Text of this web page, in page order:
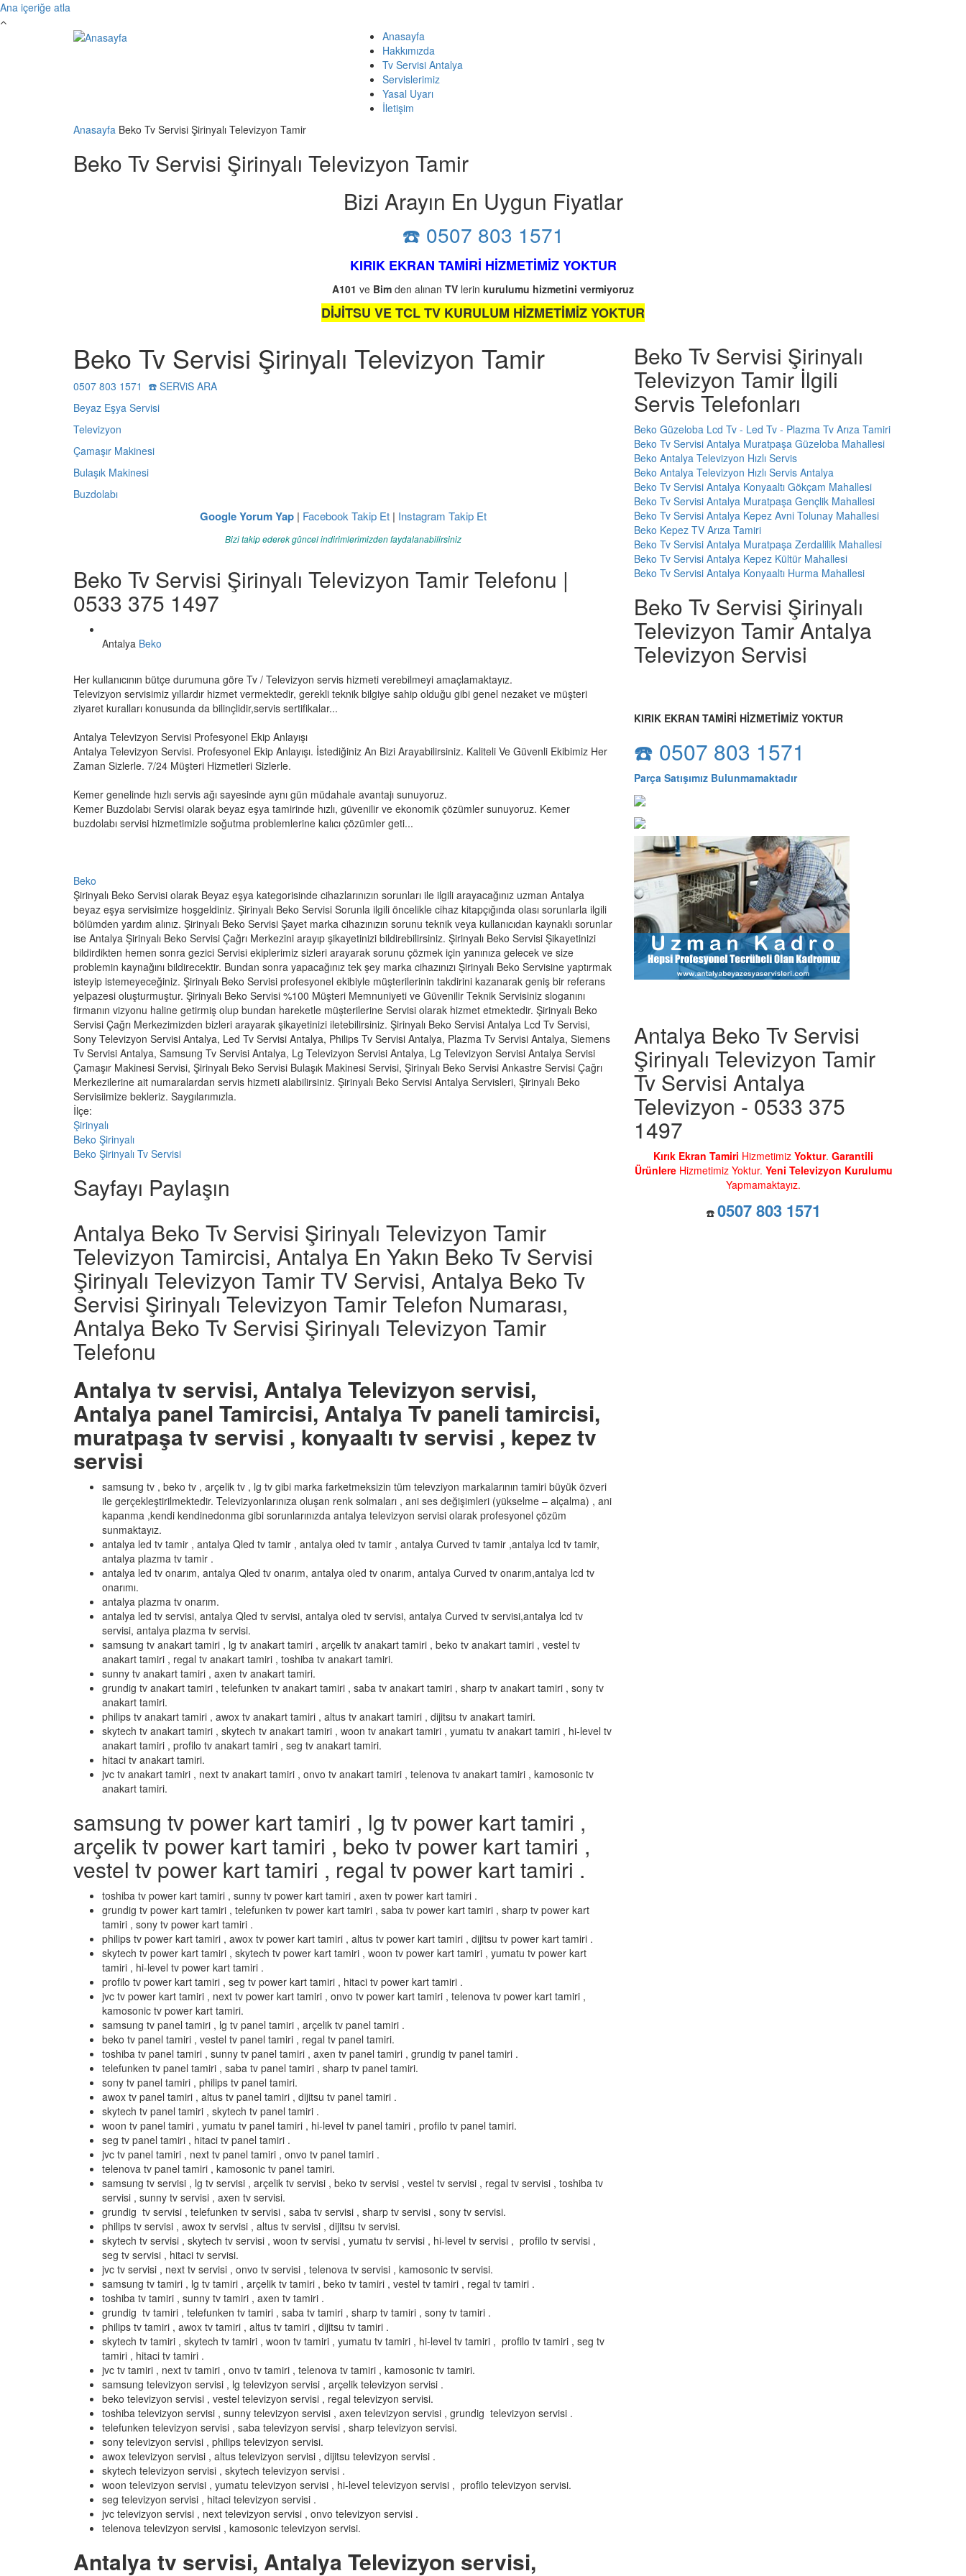
Ana içeriğe atla
Anasayfa
Hakkımızda
Tv Servisi Antalya
Servislerimiz
Yasal Uyarı
İletişim
Anasayfa Beko Tv Servisi Şirinyalı Televizyon Tamir
Beko Tv Servisi Şirinyalı Televizyon Tamir
Bizi Arayın En Uygun Fiyatlar
☎️ 0507 803 1571
KIRIK EKRAN TAMİRİ HİZMETİMİZ YOKTUR
A101 ve Bim den alınan TV lerin kurulumu hizmetini vermiyoruz
DİJİTSU VE TCL TV KURULUM HİZMETİMİZ YOKTUR
Beko Tv Servisi Şirinyalı Televizyon Tamir
0507 803 1571 ☎️ SERViS ARA
Beyaz Eşya Servisi
Televizyon
Çamaşır Makinesi
Bulaşık Makinesi
Buzdolabı
Google Yorum Yap| Facebook Takip Et| Instagram Takip Et
Bizi takip ederek güncel indirimlerimizden faydalanabilirsiniz
Beko Tv Servisi Şirinyalı Televizyon Tamir Telefonu |
0533 375 1497
Antalya Beko
Her kullanıcının bütçe durumuna göre Tv / Televizyon servis hizmeti verebilmeyi amaçlamaktayız.
Televizyon servisimiz yıllardır hizmet vermektedir, gerekli teknik bilgiye sahip olduğu gibi genel nezaket ve müşteri
ziyaret kuralları konusunda da bilinçlidir,servis sertifikalar...
Antalya Televizyon Servisi Profesyonel Ekip Anlayışı
Antalya Televizyon Servisi. Profesyonel Ekip Anlayışı. İstediğiniz An Bizi Arayabilirsiniz. Kaliteli Ve Güvenli Ekibimiz Her
Zaman Sizlerle. 7/24 Müşteri Hizmetleri Sizlerle.
Kemer genelinde hızlı servis ağı sayesinde aynı gün müdahale avantajı sunuyoruz.
Kemer Buzdolabı Servisi olarak beyaz eşya tamirinde hızlı, güvenilir ve ekonomik çözümler sunuyoruz. Kemer
buzdolabı servisi hizmetimizle soğutma problemlerine kalıcı çözümler geti...
Beko
Şirinyalı Beko Servisi olarak Beyaz eşya kategorisinde cihazlarınızın sorunları ile ilgili arayacağınız uzman Antalya
beyaz eşya servisimize hoşgeldiniz. Şirinyalı Beko Servisi Sorunla ilgili öncelikle cihaz kitapçığında olası sorunlarla ilgili
bölümden yardım alınız. Şirinyalı Beko Servisi Şayet marka cihazınızın sorunu teknik veya kullanıcıdan kaynaklı sorunlar
ise Antalya Şirinyalı Beko Servisi Çağrı Merkezini arayıp şikayetinizi bildirebilirsiniz. Şirinyalı Beko Servisi Şikayetinizi
bildirdikten hemen sonra gezici Servisi ekiplerimiz sizleri arayarak sorunu çözmek için yanınıza gelecek ve size
problemin kaynağını bildirecektir. Bundan sonra yapacağınız tek şey marka cihazınızı Şirinyalı Beko Servisine yaptırmak
isteyip istemeyeceğiniz. Şirinyalı Beko Servisi profesyonel ekibiyle müşterilerinin takdirini kazanarak geniş bir referans
yelpazesi oluşturmuştur. Şirinyalı Beko Servisi %100 Müşteri Memnuniyeti ve Güvenilir Teknik Servisiniz sloganını
firmanın vizyonu haline getirmiş olup bundan hareketle müşterilerine Servisi olarak hizmet etmektedir. Şirinyalı Beko
Servisi Çağrı Merkezimizden bizleri arayarak şikayetinizi iletebilirsiniz. Şirinyalı Beko Servisi Antalya Lcd Tv Servisi,
Sony Televizyon Servisi Antalya, Led Tv Servisi Antalya, Philips Tv Servisi Antalya, Plazma Tv Servisi Antalya, Siemens
Tv Servisi Antalya, Samsung Tv Servisi Antalya, Lg Televizyon Servisi Antalya, Lg Televizyon Servisi Antalya Servisi
Çamaşır Makinesi Servisi, Şirinyalı Beko Servisi Bulaşık Makinesi Servisi, Şirinyalı Beko Servisi Ankastre Servisi Çağrı
Merkezilerine ait numaralardan servis hizmeti alabilirsiniz. Şirinyalı Beko Servisi Antalya Servisleri, Şirinyalı Beko
Servisiimize bekleriz. Saygılarımızla.
İlçe:
Şirinyalı
Beko Şirinyalı
Beko Şirinyalı Tv Servisi
Sayfayı Paylaşın
Antalya Beko Tv Servisi Şirinyalı Televizyon Tamir
Televizyon Tamircisi, Antalya En Yakın Beko Tv Servisi
Şirinyalı Televizyon Tamir TV Servisi, Antalya Beko Tv
Servisi Şirinyalı Televizyon Tamir Telefon Numarası,
Antalya Beko Tv Servisi Şirinyalı Televizyon Tamir
Telefonu
Antalya tv servisi, Antalya Televizyon servisi,
Antalya panel Tamircisi, Antalya Tv paneli tamircisi,
muratpaşa tv servisi , konyaaltı tv servisi , kepez tv
servisi
samsung tv , beko tv , arçelik tv , lg tv gibi marka farketmeksizin tüm televziyon markalarının tamiri büyük özveri
ile gerçekleştirilmektedir. Televizyonlarınıza oluşan renk solmaları , ani ses değişimleri (yükselme – alçalma) , ani
kapanma ,kendi kendinedonma gibi sorunlarınızda antalya televizyon servisi olarak profesyonel çözüm
sunmaktayız.
antalya led tv tamir , antalya Qled tv tamir , antalya oled tv tamir , antalya Curved tv tamir ,antalya lcd tv tamir,
antalya plazma tv tamir .
antalya led tv onarım, antalya Qled tv onarım, antalya oled tv onarım, antalya Curved tv onarım,antalya lcd tv
onarımı.
antalya plazma tv onarım.
antalya led tv servisi, antalya Qled tv servisi, antalya oled tv servisi, antalya Curved tv servisi,antalya lcd tv
servisi, antalya plazma tv servisi.
samsung tv anakart tamiri , lg tv anakart tamiri , arçelik tv anakart tamiri , beko tv anakart tamiri , vestel tv
anakart tamiri , regal tv anakart tamiri , toshiba tv anakart tamiri.
sunny tv anakart tamiri , axen tv anakart tamiri.
grundig tv anakart tamiri , telefunken tv anakart tamiri , saba tv anakart tamiri , sharp tv anakart tamiri , sony tv
anakart tamiri.
philips tv anakart tamiri , awox tv anakart tamiri , altus tv anakart tamiri , dijitsu tv anakart tamiri.
skytech tv anakart tamiri , skytech tv anakart tamiri , woon tv anakart tamiri , yumatu tv anakart tamiri , hi-level tv
anakart tamiri , profilo tv anakart tamiri , seg tv anakart tamiri.
hitaci tv anakart tamiri.
jvc tv anakart tamiri , next tv anakart tamiri , onvo tv anakart tamiri , telenova tv anakart tamiri , kamosonic tv
anakart tamiri.
samsung tv power kart tamiri , lg tv power kart tamiri ,
arçelik tv power kart tamiri , beko tv power kart tamiri ,
vestel tv power kart tamiri , regal tv power kart tamiri .
toshiba tv power kart tamiri , sunny tv power kart tamiri , axen tv power kart tamiri .
grundig tv power kart tamiri , telefunken tv power kart tamiri , saba tv power kart tamiri , sharp tv power kart
tamiri , sony tv power kart tamiri .
philips tv power kart tamiri , awox tv power kart tamiri , altus tv power kart tamiri , dijitsu tv power kart tamiri .
skytech tv power kart tamiri , skytech tv power kart tamiri , woon tv power kart tamiri , yumatu tv power kart
tamiri , hi-level tv power kart tamiri .
profilo tv power kart tamiri , seg tv power kart tamiri , hitaci tv power kart tamiri .
jvc tv power kart tamiri , next tv power kart tamiri , onvo tv power kart tamiri , telenova tv power kart tamiri ,
kamosonic tv power kart tamiri.
samsung tv panel tamiri , lg tv panel tamiri , arçelik tv panel tamiri .
beko tv panel tamiri , vestel tv panel tamiri , regal tv panel tamiri.
toshiba tv panel tamiri , sunny tv panel tamiri , axen tv panel tamiri , grundig tv panel tamiri .
telefunken tv panel tamiri , saba tv panel tamiri , sharp tv panel tamiri.
sony tv panel tamiri , philips tv panel tamiri.
awox tv panel tamiri , altus tv panel tamiri , dijitsu tv panel tamiri .
skytech tv panel tamiri , skytech tv panel tamiri .
woon tv panel tamiri , yumatu tv panel tamiri , hi-level tv panel tamiri , profilo tv panel tamiri.
seg tv panel tamiri , hitaci tv panel tamiri .
jvc tv panel tamiri , next tv panel tamiri , onvo tv panel tamiri .
telenova tv panel tamiri , kamosonic tv panel tamiri.
samsung tv servisi , lg tv servisi , arçelik tv servisi , beko tv servisi , vestel tv servisi , regal tv servisi , toshiba tv
servisi , sunny tv servisi , axen tv servisi.
grundig tv servisi , telefunken tv servisi , saba tv servisi , sharp tv servisi , sony tv servisi.
philips tv servisi , awox tv servisi , altus tv servisi , dijitsu tv servisi.
skytech tv servisi , skytech tv servisi , woon tv servisi , yumatu tv servisi , hi-level tv servisi , profilo tv servisi ,
seg tv servisi , hitaci tv servisi.
jvc tv servisi , next tv servisi , onvo tv servisi , telenova tv servisi , kamosonic tv servisi.
samsung tv tamiri , lg tv tamiri , arçelik tv tamiri , beko tv tamiri , vestel tv tamiri , regal tv tamiri .
toshiba tv tamiri , sunny tv tamiri , axen tv tamiri .
grundig tv tamiri , telefunken tv tamiri , saba tv tamiri , sharp tv tamiri , sony tv tamiri .
philips tv tamiri , awox tv tamiri , altus tv tamiri , dijitsu tv tamiri .
skytech tv tamiri , skytech tv tamiri , woon tv tamiri , yumatu tv tamiri , hi-level tv tamiri , profilo tv tamiri , seg tv
tamiri , hitaci tv tamiri .
jvc tv tamiri , next tv tamiri , onvo tv tamiri , telenova tv tamiri , kamosonic tv tamiri.
samsung televizyon servisi , lg televizyon servisi , arçelik televizyon servisi .
beko televizyon servisi , vestel televizyon servisi , regal televizyon servisi.
toshiba televizyon servisi , sunny televizyon servisi , axen televizyon servisi , grundig televizyon servisi .
telefunken televizyon servisi , saba televizyon servisi , sharp televizyon servisi.
sony televizyon servisi , philips televizyon servisi.
awox televizyon servisi , altus televizyon servisi , dijitsu televizyon servisi .
skytech televizyon servisi , skytech televizyon servisi .
woon televizyon servisi , yumatu televizyon servisi , hi-level televizyon servisi , profilo televizyon servisi.
seg televizyon servisi , hitaci televizyon servisi .
jvc televizyon servisi , next televizyon servisi , onvo televizyon servisi .
telenova televizyon servisi , kamosonic televizyon servisi.
Antalya tv servisi, Antalya Televizyon servisi,
Beko Tv Servisi Şirinyalı
Televizyon Tamir İlgili
Servis Telefonları
Beko Güzeloba Lcd Tv - Led Tv - Plazma Tv Arıza Tamiri
Beko Tv Servisi Antalya Muratpaşa Güzeloba Mahallesi
Beko Antalya Televizyon Hızlı Servis
Beko Antalya Televizyon Hızlı Servis Antalya
Beko Tv Servisi Antalya Konyaaltı Gökçam Mahallesi
Beko Tv Servisi Antalya Muratpaşa Gençlik Mahallesi
Beko Tv Servisi Antalya Kepez Avni Tolunay Mahallesi
Beko Kepez TV Arıza Tamiri
Beko Tv Servisi Antalya Muratpaşa Zerdalilik Mahallesi
Beko Tv Servisi Antalya Kepez Kültür Mahallesi
Beko Tv Servisi Antalya Konyaaltı Hurma Mahallesi
Beko Tv Servisi Şirinyalı
Televizyon Tamir Antalya
Televizyon Servisi
KIRIK EKRAN TAMİRİ HİZMETİMİZ YOKTUR
☎️ 0507 803 1571
Parça Satışımız Bulunmamaktadır
Antalya Beko Tv Servisi
Şirinyalı Televizyon Tamir
Tv Servisi Antalya
Televizyon - 0533 375
1497
Kırık Ekran Tamiri Hizmetimiz Yoktur. Garantili
Ürünlere Hizmetimiz Yoktur. Yeni Televizyon Kurulumu
Yapmamaktayız.
☎️ 0507 803 1571